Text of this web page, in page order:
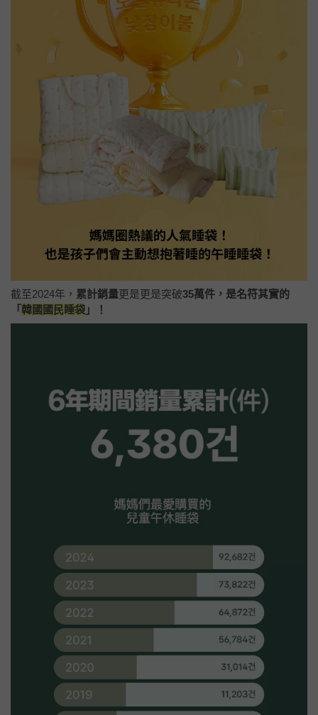
截至2024年， 累計銷量更是更是突破35萬件，是名符其實的
「韓國國民睡袋 」！